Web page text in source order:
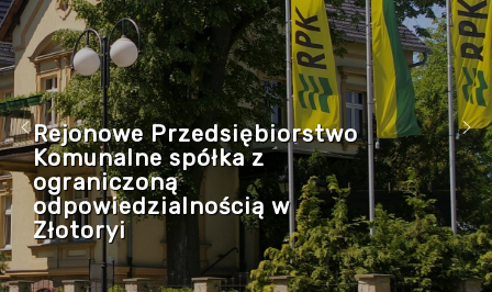
Rejonowe Przedsiębiorstwo
Komunalne spółka z
ograniczoną
odpowiedzialnością w
Złotoryi